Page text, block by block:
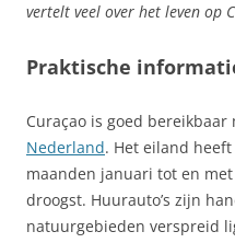
vertelt veel over het leven op
Praktische
Curaçao is goed bereikbaar
Nederland. Het eiland
maanden januari tot en
droogst. Huurauto’s zijn
natuurgebieden verspreid